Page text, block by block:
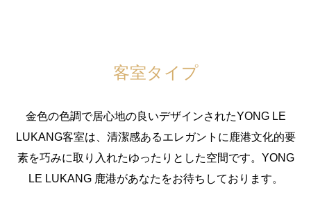
客室タイプ
金色の色調で居心地の良いデザインされたYONG LE
LUKANG客室は、清潔感あるエレガントに鹿港文化的要
素を巧みに取り入れたゆったりとした空間です。YONG
LE LUKANG 鹿港があなたをお待ちしております。